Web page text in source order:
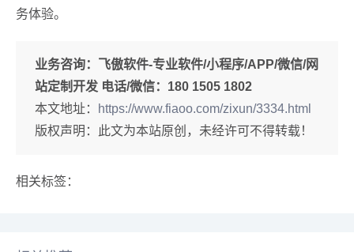
务体验。
业务咨询： 飞傲软件-专业软件/小程序/APP/微信/网
站定制开发 电话/微信：180 1505 1802
本文地址：
https://www.fiaoo.com/zixun/3334.html
版权声明：此文为本站原创，未经许可不得转载！
相关标签：